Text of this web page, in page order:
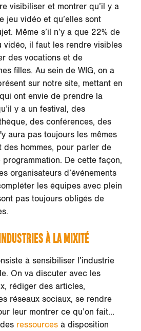
visibiliser et montrer qu’il y a
jeu vidéo et qu’elles sont
Même s’il n’y a que 22% de
vidéo, il faut les rendre visibles
des vocations et de
filles. Au sein de WIG, on a
sur notre site, mettant en
ont envie de prendre la
y a un festival, des
des conférences, des
aura pas toujours les mêmes
des hommes, pour parler de
De cette façon,
organisateurs d’événements
les équipes avec plein
pas toujours obligés de
À LA MIXITÉ
à sensibiliser l’industrie
On va discuter avec les
rédiger des articles,
réseaux sociaux, se rendre
leur montrer ce qu’on fait…
ressourcesà disposition